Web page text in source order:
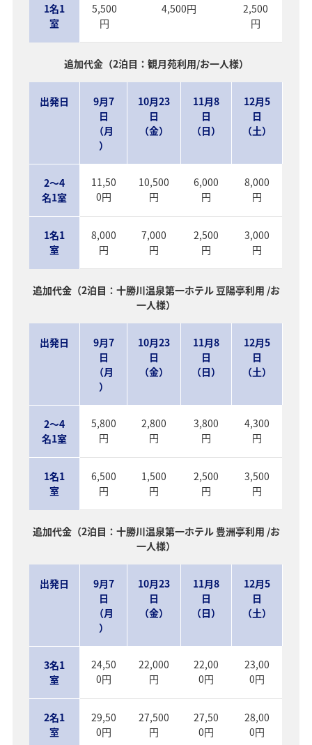
1名1
室
5,500
円
4,500円
2,500
円
追加代金（2泊目：観月苑利用/お一人様）
出発日
9月7
日
（月
）
10月23
日
（金）
11月8
日
（日）
12月5
日
（土）
2～4
名1室
11,50
0円
10,500
円
6,000
円
8,000
円
1名1
室
8,000
円
7,000
円
2,500
円
3,000
円
追加代金（2泊目：十勝川温泉第一ホテル 豆陽亭利用 /お
一人様）
出発日
9月7
日
（月
）
10月23
日
（金）
11月8
日
（日）
12月5
日
（土）
2～4
名1室
5,800
円
2,800
円
3,800
円
4,300
円
1名1
室
6,500
円
1,500
円
2,500
円
3,500
円
追加代金（2泊目：十勝川温泉第一ホテル 豊洲亭利用 /お
一人様）
出発日
9月7
日
（月
）
10月23
日
（金）
11月8
日
（日）
12月5
日
（土）
3名1
室
24,50
0円
22,000
円
22,00
0円
23,00
0円
2名1
室
29,50
0円
27,500
円
27,50
0円
28,00
0円